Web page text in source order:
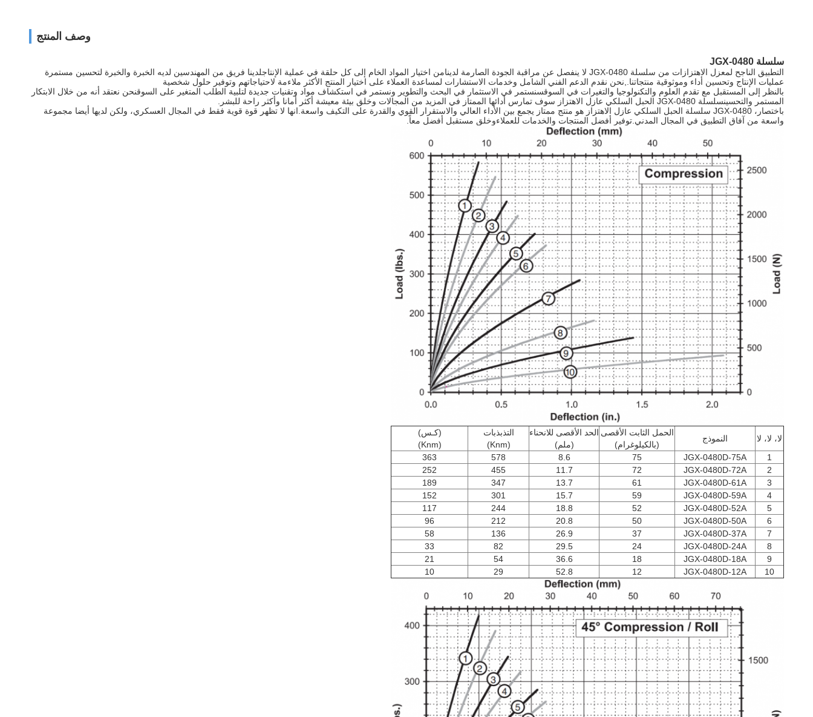
وصف المنتج
سلسلة JGX-0480
التطبيق الناجح لمعزل الاهتزازات من سلسلة JGX-0480 لا ينفصل عن مراقبة الجودة الصارمة لدينامن اختيار المواد الخام إلى كل حلقة في عملية الإنتاجلدينا فريق من المهندسين لديه الخبرة والخبرة لتحسين مستمرة
عمليات الإنتاج وتحسين أداء وموثوقية منتجاتنا.,نحن نقدم الدعم الفني الشامل وخدمات الاستشارات لمساعدة العملاء على اختيار المنتج الأكثر ملاءمة لاحتياجاتهم وتوفير حلول شخصية
بالنظر إلى المستقبل مع تقدم العلوم والتكنولوجيا والتغيرات في السوقسنستمر في الاستثمار في البحث والتطوير ونستمر في استكشاف مواد وتقنيات جديدة لتلبية الطلب المتغير على السوقنحن نعتقد أنه من خلال الابتكار
المستمر والتحسينسلسلة JGX-0480 الحبل السلكي عازل الاهتزاز سوف تمارس أدائها الممتاز في المزيد من المجالات وخلق بيئة معيشة أكثر أمانا وأكثر راحة للبشر.
باختصار، JGX-0480 سلسلة الحبل السلكي عازل الاهتزاز هو منتج ممتاز يجمع بين الأداء العالي والاستقرار القوي والقدرة على التكيف واسعة.انها لا تظهر قوة قوية فقط في المجال العسكري، ولكن لديها أيضا مجموعة
واسعة من آفاق التطبيق في المجال المدني.توفير أفضل المنتجات والخدمات للعملاءوخلق مستقبل أفضل معاً.
لا، لا، لا النموذج
الحمل الثابت الأقصى
(بالكيلوغرام)
الحد الأقصى للانحناء
(ملم)
التذبذبات
(Knm)
(كـس)
(Knm)
1
JGX-0480D-75A
75
8.6
578
363
2
JGX-0480D-72A
72
11.7
455
252
3
JGX-0480D-61A
61
13.7
347
189
4
JGX-0480D-59A
59
15.7
301
152
5
JGX-0480D-52A
52
18.8
244
117
6
JGX-0480D-50A
50
20.8
212
96
7
JGX-0480D-37A
37
26.9
136
58
8
JGX-0480D-24A
24
29.5
82
33
9
JGX-0480D-18A
18
36.6
54
21
10
JGX-0480D-12A
12
52.8
29
10